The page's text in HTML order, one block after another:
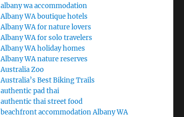
albany wa accommodation
Albany WA boutique hotels
Albany WA for nature lovers
Albany WA for solo travelers
Albany WA holiday homes
Albany WA nature reserves
Australia Zoo
Australia’s Best Biking Trails
authentic pad thai
authentic thai street food
beachfront accommodation Albany WA